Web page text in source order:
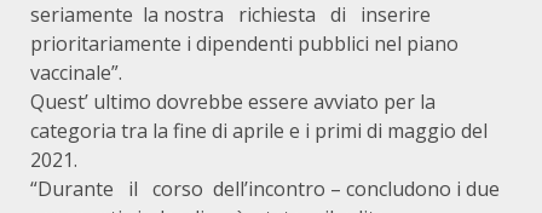
seriamente la nostra richiesta di inserire
prioritariamente i dipendenti pubblici nel piano
vaccinale”.
Quest’ ultimo dovrebbe essere avviato per la
categoria tra la fine di aprile e i primi di maggio del
2021.
“Durante il corso dell’incontro – concludono i due